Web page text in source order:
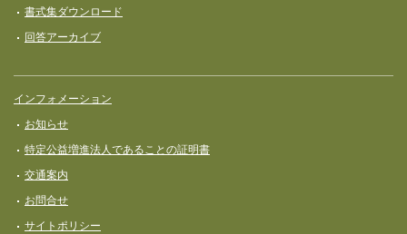
書式集ダウンロード
回答アーカイブ
インフォメーション
お知らせ
特定公益増進法人であることの証明書
交通案内
お問合せ
サイトポリシー